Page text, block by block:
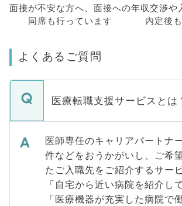
面接が不安な方へ、 面接への
同席も行っています
年収交渉や
内定後
よくあるご質問
医療転職支援サービスとは
医師専任のキャリアパートナ
件などをおうかがいし、ご希
たご入職先をご紹介するサー
「自宅から近い病院を紹介し
「医療機器が充実した病院で